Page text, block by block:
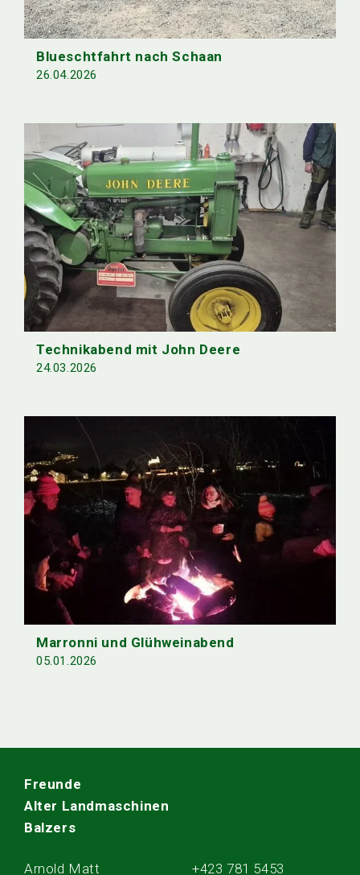
Blueschtfahrt nach Schaan
26.04.2026
Technikabend mit John Deere
24.03.2026
Marronni und Glühweinabend
05.01.2026
Freunde
Alter Landmaschinen
Balzers
Arnold Matt +423 781 5453